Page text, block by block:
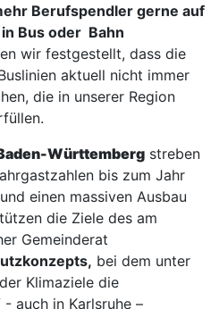
Berufspendler gerne auf
Bus oder Bahn
wir festgestellt, dass die
aktuell nicht immer
die in unserer Region
Württemberg streben
bis zum Jahr
einen massiven Ausbau
die Ziele des am
Gemeinderat
, bei dem unter
Klimaziele die
- auch in Karlsruhe –